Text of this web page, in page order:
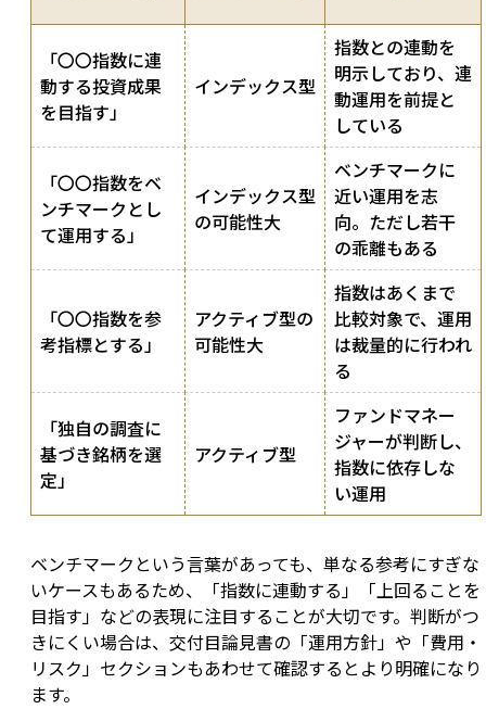
「〇〇指数に連
動する投資成果
を目指す」
インデックス型
指数との連動を
明示しており、連
動運用を前提と
している
「〇〇指数をベ
ンチマークとし
て運用する」
インデックス型
の可能性大
ベンチマークに
近い運用を志
向。ただし若干
の乖離もある
「〇〇指数を参
考指標とする」
アクティブ型の
可能性大
指数はあくまで
比較対象で、運用
は裁量的に行われ
る
「独自の調査に
基づき銘柄を選
定」
アクティブ型
ファンドマネー
ジャーが判断し、
指数に依存しな
い運用
ベンチマークという言葉があっても、単なる参考にすぎな
いケースもあるため、「指数に連動する」「上回ることを
目指す」などの表現に注目することが大切です。判断がつ
きにくい場合は、交付目論見書の「運用方針」や「費用・
リスク」セクションもあわせて確認するとより明確になり
ます。